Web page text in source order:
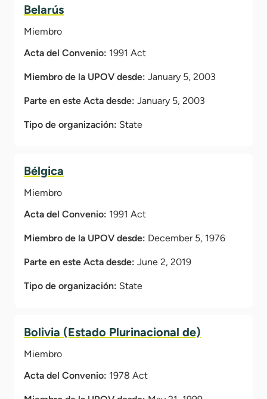
Belarús
Miembro
Acta del Convenio: 1991 Act
Miembro de la UPOV desde: January 5, 2003
Parte en este Acta desde: January 5, 2003
Tipo de organización: State
Bélgica
Miembro
Acta del Convenio: 1991 Act
Miembro de la UPOV desde: December 5, 1976
Parte en este Acta desde: June 2, 2019
Tipo de organización: State
Bolivia (Estado Plurinacional de)
Miembro
Acta del Convenio: 1978 Act